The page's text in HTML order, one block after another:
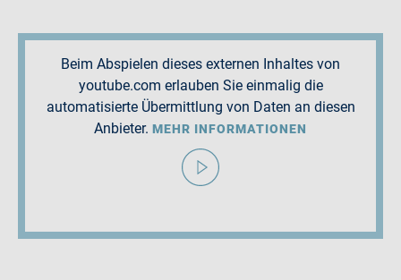
Beim Abspielen dieses externen Inhaltes von
youtube.com erlauben Sie einmalig die
automatisierte Übermittlung von Daten an diesen
Anbieter. MEHR INFORMATIONEN